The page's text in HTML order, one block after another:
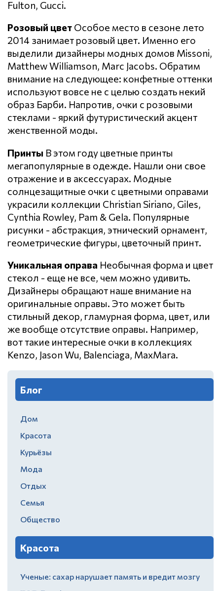
Fulton, Gucci.
Розовый цвет Особое место в сезоне лето
2014 занимает розовый цвет. Именно его
выделили дизайнеры модных домов Missoni,
Matthew Williamson, Marc Jacobs. Обратим
внимание на следующее: конфетные оттенки
используют вовсе не с целью создать некий
образ Барби. Напротив, очки с розовыми
стеклами - яркий футуристический акцент
женственной моды.
Принты В этом году цветные принты
мегапопулярные в одежде. Нашли они свое
отражение и в аксессуарах. Модные
солнцезащитные очки с цветными оправами
украсили коллекции Christian Siriano, Giles,
Cynthia Rowley, Pam & Gela. Популярные
рисунки - абстракция, этнический орнамент,
геометрические фигуры, цветочный принт.
Уникальная оправа Необычная форма и цвет
стекол - еще не все, чем можно удивить.
Дизайнеры обращают наше внимание на
оригинальные оправы. Это может быть
стильный декор, гламурная форма, цвет, или
же вообще отсутствие оправы. Например,
вот такие интересные очки в коллекциях
Kenzo, Jason Wu, Balenciaga, MaxMara.
Блог
Дом
Красота
Курьёзы
Мода
Отдых
Семья
Общество
Красота
Ученые: сахар нарушает память и вредит мозгу